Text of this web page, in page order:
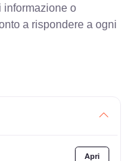
informazione o
a rispondere a ogni